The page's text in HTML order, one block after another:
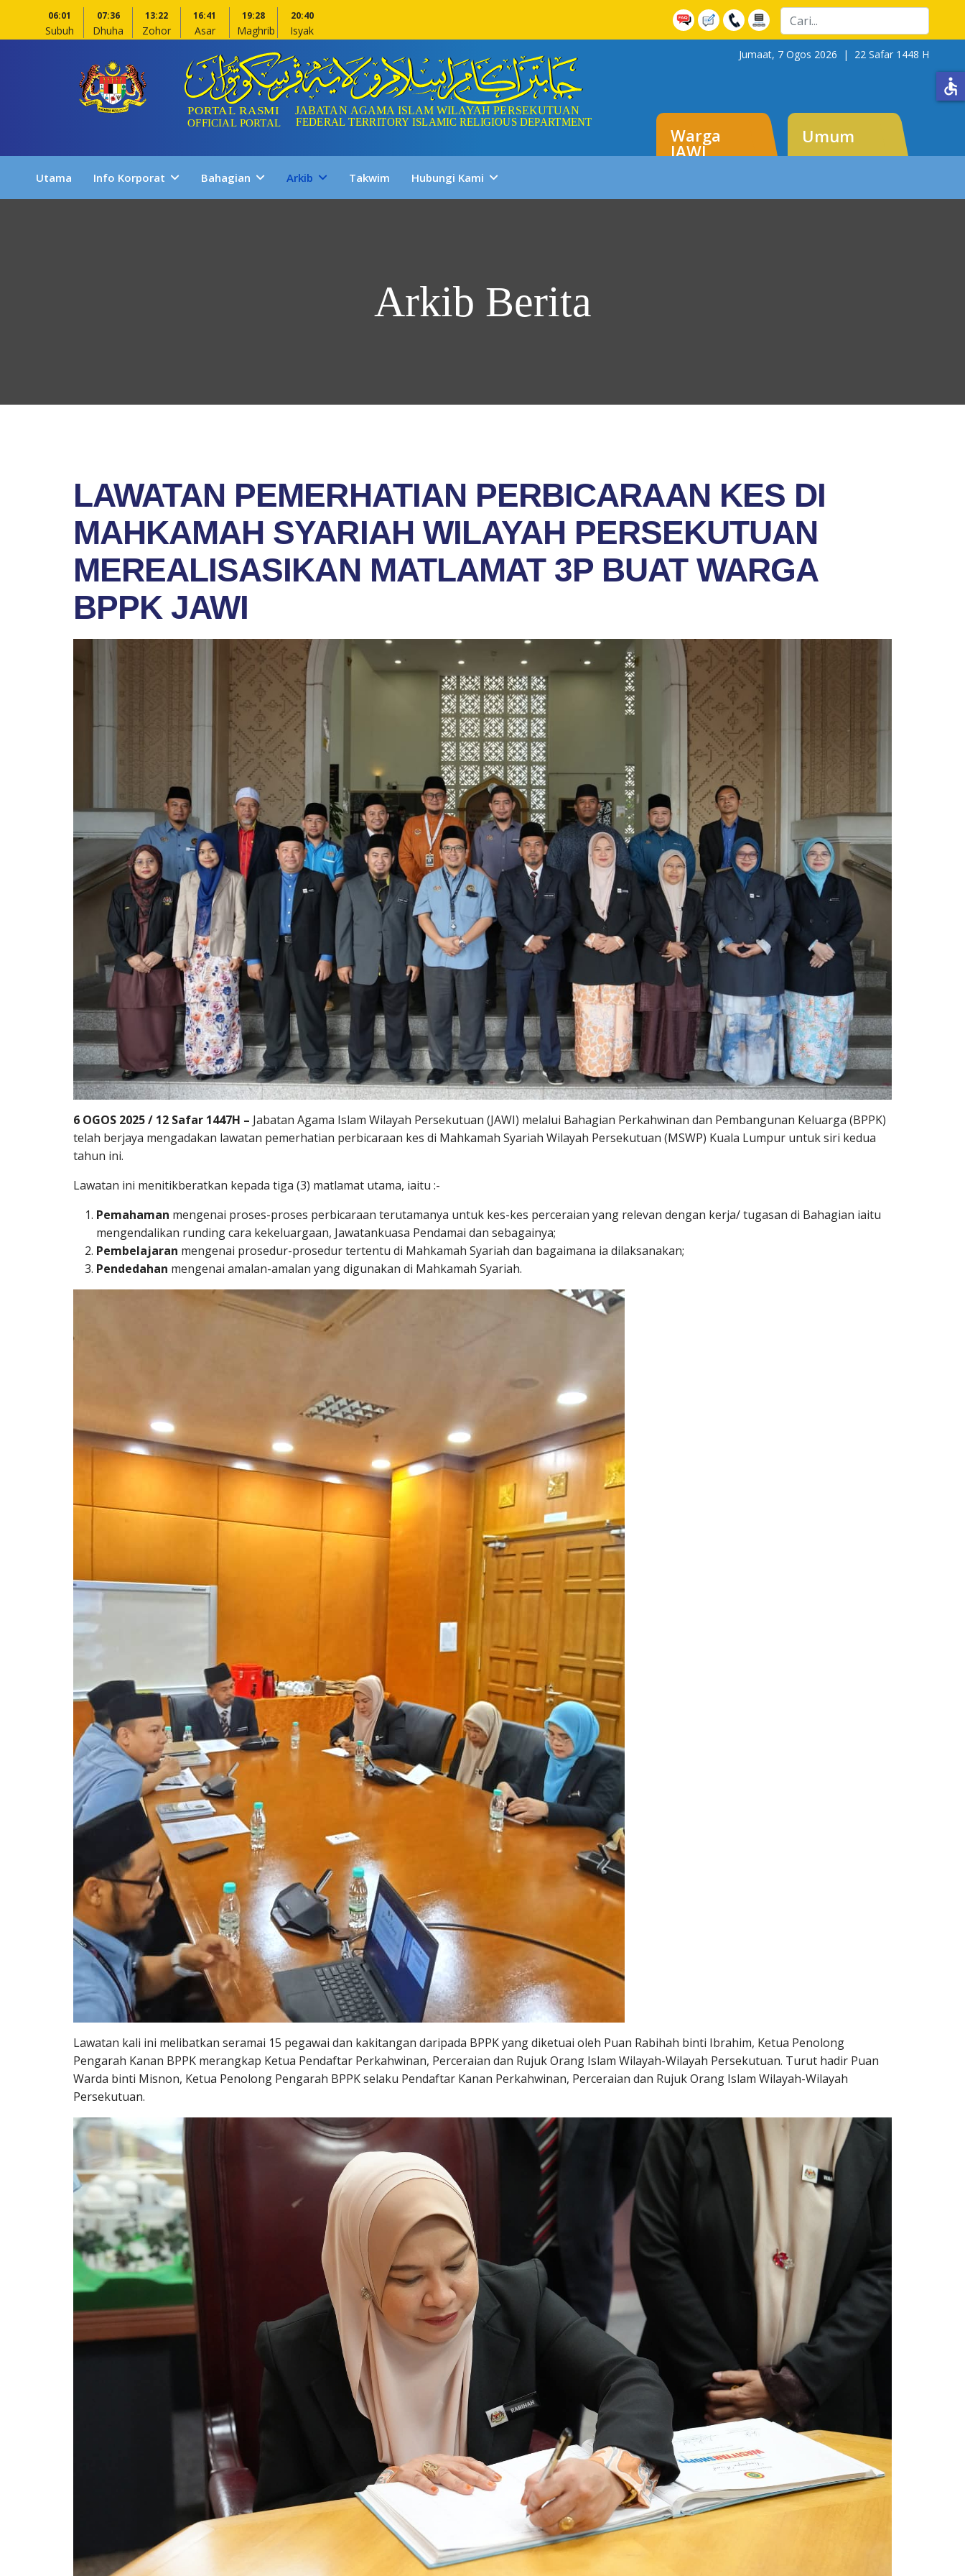
06:01
Subuh
07:36
Dhuha
13:22
Zohor
16:41
Asar
19:28
Maghrib
20:40
Isyak
Cari
Jumaat, 7 Ogos 2026 | 22 Safar 1448 H
Warga
JAWI
Umum
Utama Info Korporat Bahagian Arkib Takwim Hubungi Kami
Arkib Berita
LAWATAN PEMERHATIAN PERBICARAAN KES DI
MAHKAMAH SYARIAH WILAYAH PERSEKUTUAN
MEREALISASIKAN MATLAMAT 3P BUAT WARGA
BPPK JAWI
6 OGOS 2025 / 12 Safar 1447H – Jabatan Agama Islam Wilayah Persekutuan (JAWI) melalui Bahagian Perkahwinan dan Pembangunan Keluarga (BPPK)
telah berjaya mengadakan lawatan pemerhatian perbicaraan kes di Mahkamah Syariah Wilayah Persekutuan (MSWP) Kuala Lumpur untuk siri kedua
tahun ini.
Lawatan ini menitikberatkan kepada tiga (3) matlamat utama, iaitu :-
Pemahaman mengenai proses-proses perbicaraan terutamanya untuk kes-kes perceraian yang relevan dengan kerja/ tugasan di Bahagian iaitu
mengendalikan runding cara kekeluargaan, Jawatankuasa Pendamai dan sebagainya;
Pembelajaran mengenai prosedur-prosedur tertentu di Mahkamah Syariah dan bagaimana ia dilaksanakan;
Pendedahan mengenai amalan-amalan yang digunakan di Mahkamah Syariah.
Lawatan kali ini melibatkan seramai 15 pegawai dan kakitangan daripada BPPK yang diketuai oleh Puan Rabihah binti Ibrahim, Ketua Penolong
Pengarah Kanan BPPK merangkap Ketua Pendaftar Perkahwinan, Perceraian dan Rujuk Orang Islam Wilayah-Wilayah Persekutuan. Turut hadir Puan
Warda binti Misnon, Ketua Penolong Pengarah BPPK selaku Pendaftar Kanan Perkahwinan, Perceraian dan Rujuk Orang Islam Wilayah-Wilayah
Persekutuan.
accessible